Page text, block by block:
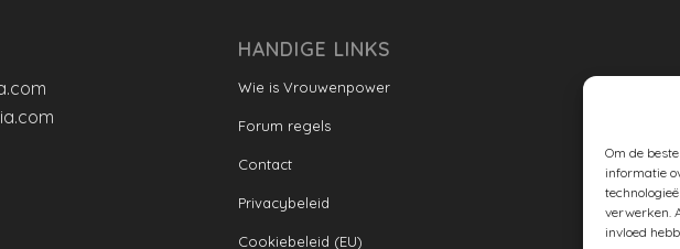
Om de
informatie
verwerken.
invloed
HANDIGE LINKS
Wie is Vrouwenpower
Forum regels
Contact
Privacybeleid
Cookiebeleid (EU)